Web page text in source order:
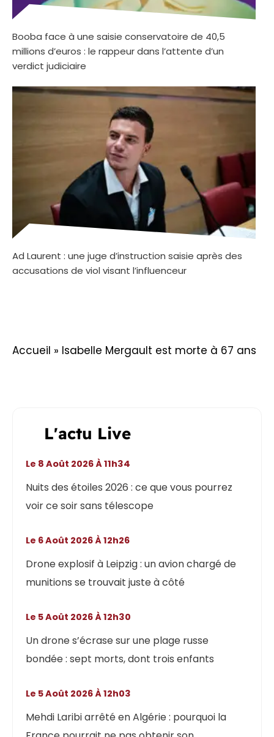
Booba face à une saisie conservatoire de 40,5
millions d’euros : le rappeur dans l’attente d’un
verdict judiciaire
Ad Laurent : une juge d’instruction saisie après des
accusations de viol visant l’influenceur
Accueil » Isabelle Mergault est morte à 67 ans
L'actu Live
Nuits des étoiles 2026 : ce que vous pourrez
voir ce soir sans télescope
Le 8 Août 2026 À 11h34
Drone explosif à Leipzig : un avion chargé de
munitions se trouvait juste à côté
Le 6 Août 2026 À 12h26
Un drone s’écrase sur une plage russe
bondée : sept morts, dont trois enfants
Le 5 Août 2026 À 12h30
Mehdi Laribi arrêté en Algérie : pourquoi la
Le 5 Août 2026 À 12h03